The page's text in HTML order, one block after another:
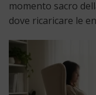
momento sacro
dove ricaricare le